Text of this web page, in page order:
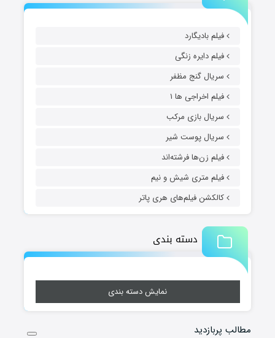
فیلم بادیگارد
فیلم دایره زنگی
سریال گنج مظفر
فیلم اخراجی ها ۱
سریال بازی مرکب
سریال پوست شیر
فیلم زن‌ها فرشته‌اند
فیلم متری شیش و نیم
کالکشن فیلم‌های هری پاتر
دسته بندی
نمایش دسته بندی
مطالب پربازدید